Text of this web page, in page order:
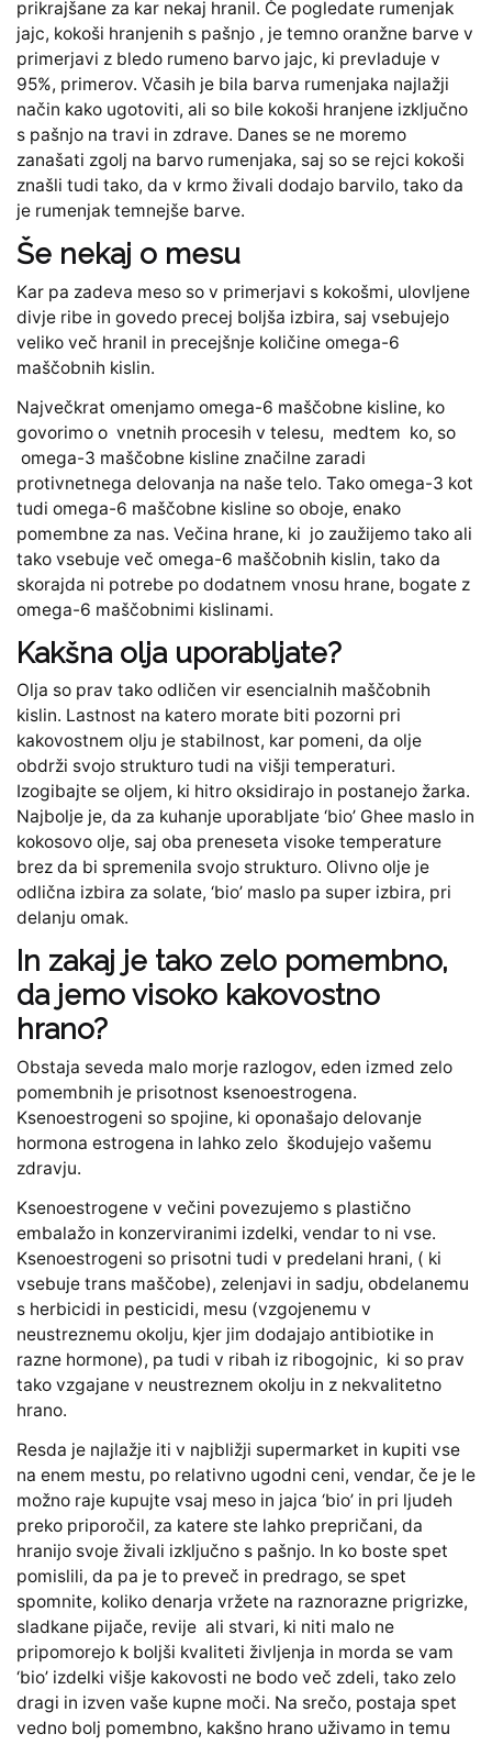
prikrajšane za kar nekaj hranil. Če pogledate rumenjak
jajc, kokoši hranjenih s pašnjo , je temno oranžne barve v
primerjavi z bledo rumeno barvo jajc, ki prevladuje v
95%, primerov. Včasih je bila barva rumenjaka najlažji
način kako ugotoviti, ali so bile kokoši hranjene izključno
s pašnjo na travi in zdrave. Danes se ne moremo
zanašati zgolj na barvo rumenjaka, saj so se rejci kokoši
znašli tudi tako, da v krmo živali dodajo barvilo, tako da
je rumenjak temnejše barve.
Še nekaj o mesu
Kar pa zadeva meso so v primerjavi s kokošmi, ulovljene
divje ribe in govedo precej boljša izbira, saj vsebujejo
veliko več hranil in precejšnje količine omega-6
maščobnih kislin.
Največkrat omenjamo omega-6 maščobne kisline, ko
govorimo o vnetnih procesih v telesu, medtem ko, so
omega-3 maščobne kisline značilne zaradi
protivnetnega delovanja na naše telo. Tako omega-3 kot
tudi omega-6 maščobne kisline so oboje, enako
pomembne za nas. Večina hrane, ki jo zaužijemo tako ali
tako vsebuje več omega-6 maščobnih kislin, tako da
skorajda ni potrebe po dodatnem vnosu hrane, bogate z
omega-6 maščobnimi kislinami.
Kakšna olja uporabljate?
Olja so prav tako odličen vir esencialnih maščobnih
kislin. Lastnost na katero morate biti pozorni pri
kakovostnem olju je stabilnost, kar pomeni, da olje
obdrži svojo strukturo tudi na višji temperaturi.
Izogibajte se oljem, ki hitro oksidirajo in postanejo žarka.
Najbolje je, da za kuhanje uporabljate ‘bio’ Ghee maslo in
kokosovo olje, saj oba preneseta visoke temperature
brez da bi spremenila svojo strukturo. Olivno olje je
odlična izbira za solate, ‘bio’ maslo pa super izbira, pri
delanju omak.
In zakaj je tako zelo pomembno,
da jemo visoko kakovostno
hrano?
Obstaja seveda malo morje razlogov, eden izmed zelo
pomembnih je prisotnost ksenoestrogena.
Ksenoestrogeni so spojine, ki oponašajo delovanje
hormona estrogena in lahko zelo škodujejo vašemu
zdravju.
Ksenoestrogene v večini povezujemo s plastično
embalažo in konzerviranimi izdelki, vendar to ni vse.
Ksenoestrogeni so prisotni tudi v predelani hrani, ( ki
vsebuje trans maščobe), zelenjavi in sadju, obdelanemu
s herbicidi in pesticidi, mesu (vzgojenemu v
neustreznemu okolju, kjer jim dodajajo antibiotike in
razne hormone), pa tudi v ribah iz ribogojnic, ki so prav
tako vzgajane v neustreznem okolju in z nekvalitetno
hrano.
Resda je najlažje iti v najbližji supermarket in kupiti vse
na enem mestu, po relativno ugodni ceni, vendar, če je le
možno raje kupujte vsaj meso in jajca ‘bio’ in pri ljudeh
preko priporočil, za katere ste lahko prepričani, da
hranijo svoje živali izključno s pašnjo. In ko boste spet
pomislili, da pa je to preveč in predrago, se spet
spomnite, koliko denarja vržete na raznorazne prigrizke,
sladkane pijače, revije ali stvari, ki niti malo ne
pripomorejo k boljši kvaliteti življenja in morda se vam
‘bio’ izdelki višje kakovosti ne bodo več zdeli, tako zelo
dragi in izven vaše kupne moči. Na srečo, postaja spet
vedno bolj pomembno, kakšno hrano uživamo in temu